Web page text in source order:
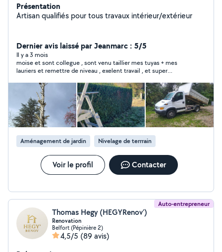
Présentation
Artisan qualifiés pour tous travaux intérieur/extérieur
Dernier avis laissé par Jeanmarc : 5/5
Il y a 3 mois
moise et sont collegue , sont venu taillier mes tuyas + mes
lauriers et remettre de niveau , exelent travail , et super
Aménagement de jardin Nivelage de terrrain
Voir le profil Contacter
Auto-entrepreneur
Thomas Hegy (HEGYRenov’)
Renovation
Belfort (Pépinière 2)
4,5/5 (89 avis)